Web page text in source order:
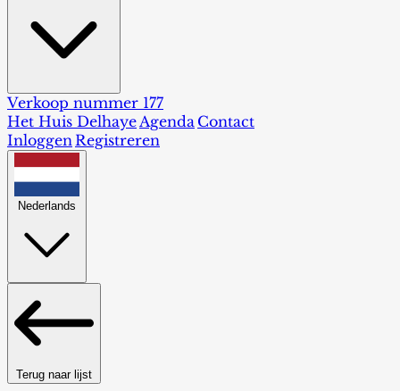
Verkoop nummer 177
Het Huis DelhayeAgenda Contact
InloggenRegistreren
Nederlands
Terug naar lijst